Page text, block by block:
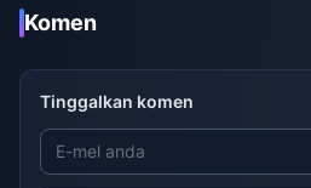
Komen
Tinggalkan komen